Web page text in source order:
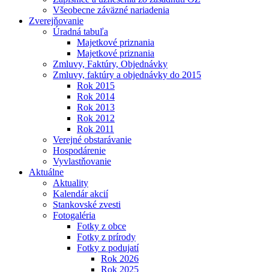
Všeobecne záväzné nariadenia
Zverejňovanie
Úradná tabuľa
Majetkové priznania
Majetkové priznania
Zmluvy, Faktúry, Objednávky
Zmluvy, faktúry a objednávky do 2015
Rok 2015
Rok 2014
Rok 2013
Rok 2012
Rok 2011
Verejné obstarávanie
Hospodárenie
Vyvlastňovanie
Aktuálne
Aktuality
Kalendár akcií
Stankovské zvesti
Fotogaléria
Fotky z obce
Fotky z prírody
Fotky z podujatí
Rok 2026
Rok 2025